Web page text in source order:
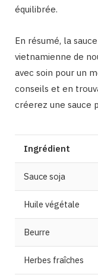
équilibrée.
En résumé, la
vietnamienne de
avec soin pour un
conseils et en
créerez une sauce
Ingrédient
Sauce soja
Huile végétale
Beurre
Herbes fraîches